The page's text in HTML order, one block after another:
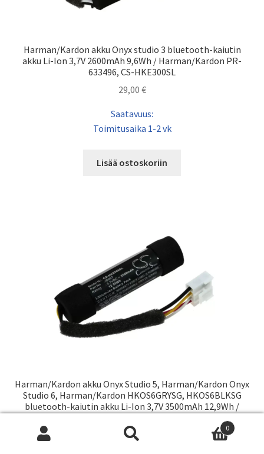
Harman/Kardon akku Onyx studio 3 bluetooth-kaiutin
akku Li-Ion 3,7V 2600mAh 9,6Wh / Harman/Kardon PR-
633496, CS-HKE300SL
29,00 €
Saatavuus:
Toimitusaika 1-2 vk
Lisää ostoskoriin
Harman/Kardon akku Onyx Studio 5, Harman/Kardon Onyx
Studio 6, Harman/Kardon HKOS6GRYSG, HKOS6BLKSG
bluetooth-kaiutin akku Li-Ion 3,7V 3500mAh 12,9Wh /
Harman/Kardon IAA007NA, Harman/Kardon ID997, CS-
HKE500SL
0